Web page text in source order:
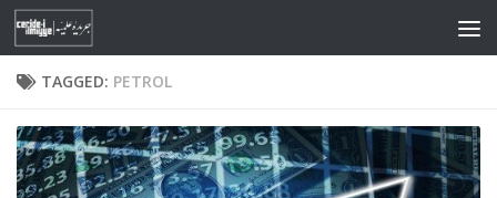
Skip to content
TAGGED: PETROL